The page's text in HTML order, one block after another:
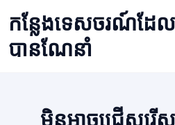
to
content
កន្លែងទេសចរណ៍ដែល
បានណែនាំ
មិនអាចជ្រើសរើស